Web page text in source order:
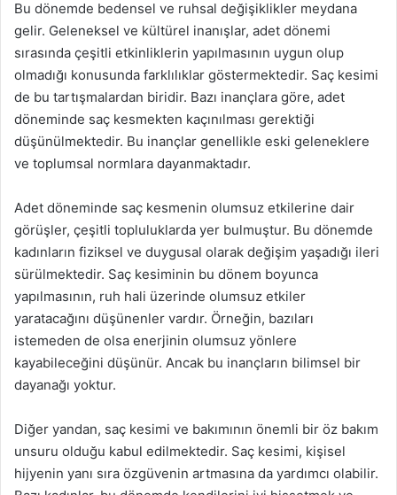
Bu dönemde bedensel ve ruhsal değişiklikler meydana
gelir. Geleneksel ve kültürel inanışlar, adet dönemi
sırasında çeşitli etkinliklerin yapılmasının uygun olup
olmadığı konusunda farklılıklar göstermektedir. Saç kesimi
de bu tartışmalardan biridir. Bazı inançlara göre, adet
döneminde saç kesmekten kaçınılması gerektiği
düşünülmektedir. Bu inançlar genellikle eski geleneklere
ve toplumsal normlara dayanmaktadır.
Adet döneminde saç kesmenin olumsuz etkilerine dair
görüşler, çeşitli topluluklarda yer bulmuştur. Bu dönemde
kadınların fiziksel ve duygusal olarak değişim yaşadığı ileri
sürülmektedir. Saç kesiminin bu dönem boyunca
yapılmasının, ruh hali üzerinde olumsuz etkiler
yaratacağını düşünenler vardır. Örneğin, bazıları
istemeden de olsa enerjinin olumsuz yönlere
kayabileceğini düşünür. Ancak bu inançların bilimsel bir
dayanağı yoktur.
Diğer yandan, saç kesimi ve bakımının önemli bir öz bakım
unsuru olduğu kabul edilmektedir. Saç kesimi, kişisel
hijyenin yanı sıra özgüvenin artmasına da yardımcı olabilir.